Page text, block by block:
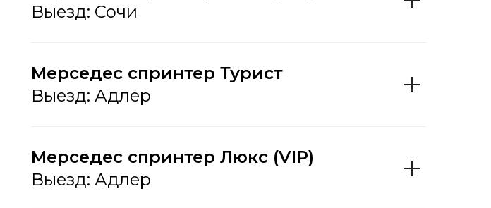
Выезд: Сочи
Мерседес спринтер Турист
Выезд: Адлер
Мерседес спринтер Люкс (VIP)
Выезд: Адлер